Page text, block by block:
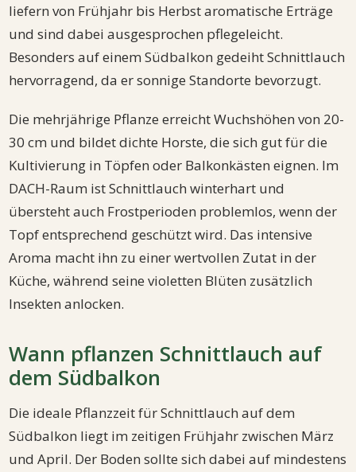
liefern von Frühjahr bis Herbst aromatische Erträge
und sind dabei ausgesprochen pflegeleicht.
Besonders auf einem Südbalkon gedeiht Schnittlauch
hervorragend, da er sonnige Standorte bevorzugt.
Die mehrjährige Pflanze erreicht Wuchshöhen von 20-
30 cm und bildet dichte Horste, die sich gut für die
Kultivierung in Töpfen oder Balkonkästen eignen. Im
DACH-Raum ist Schnittlauch winterhart und
übersteht auch Frostperioden problemlos, wenn der
Topf entsprechend geschützt wird. Das intensive
Aroma macht ihn zu einer wertvollen Zutat in der
Küche, während seine violetten Blüten zusätzlich
Insekten anlocken.
Wann pflanzen Schnittlauch auf
dem Südbalkon
Die ideale Pflanzzeit für Schnittlauch auf dem
Südbalkon liegt im zeitigen Frühjahr zwischen März
und April. Der Boden sollte sich dabei auf mindestens